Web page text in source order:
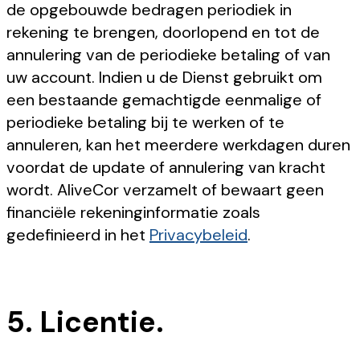
de opgebouwde bedragen periodiek in
rekening te brengen, doorlopend en tot de
annulering van de periodieke betaling of van
uw account. Indien u de Dienst gebruikt om
een bestaande gemachtigde eenmalige of
periodieke betaling bij te werken of te
annuleren, kan het meerdere werkdagen duren
voordat de update of annulering van kracht
wordt. AliveCor verzamelt of bewaart geen
financiële rekeninginformatie zoals
gedefinieerd in het Privacybeleid.
5. Licentie.